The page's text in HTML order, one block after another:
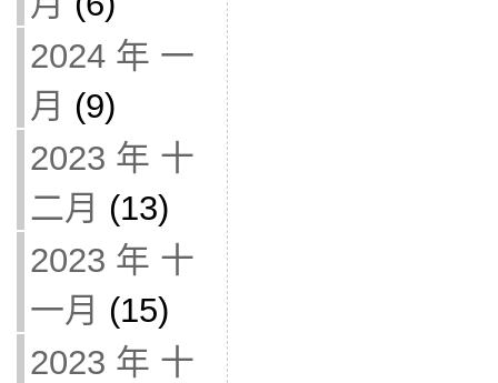
2024 年 一
月 (9)
2023 年 十
二月 (13)
2023 年 十
一月 (15)
2023 年 十